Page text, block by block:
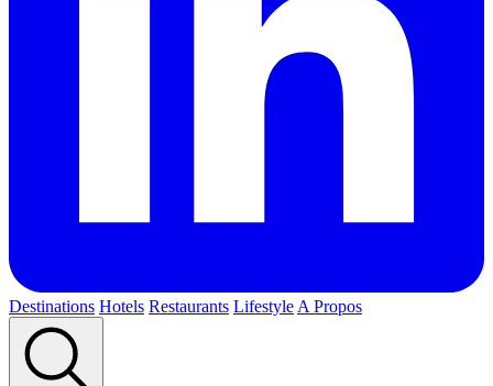
Destinations Hotels Restaurants Lifestyle A Propos